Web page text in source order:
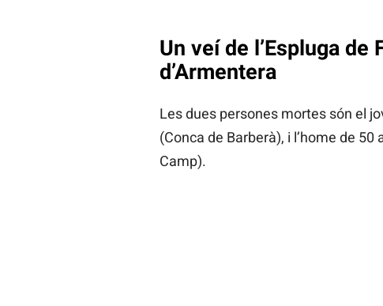
Un veí de l’Espluga
d’Armentera
Les dues persones mortes són el
(Conca de Barberà), i l’home de
Camp).